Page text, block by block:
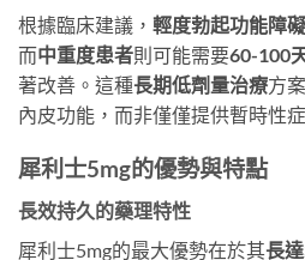
根據臨床建議，​ 輕度勃起功能障礙
而中重度患者則可能需要60-100
著改善。這種長期低劑量治療方
內皮功能，而非僅僅提供暫時性
犀利士5mg的優勢與特點
長效持久的藥理特性
犀利士5mg的最大優勢在於其長